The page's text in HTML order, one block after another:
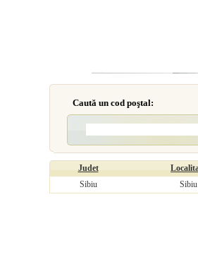
Caută un cod poştal:
Judet
Sibiu
Sibiu